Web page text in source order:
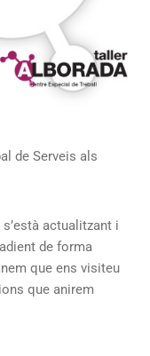
de Serveis als
s’està actualitzant i
de forma
que ens visiteu
que anirem